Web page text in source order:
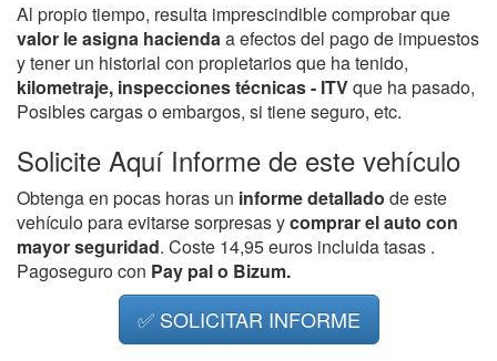
Al propio tiempo, resulta imprescindible comprobar que
valor le asigna haciendaa efectos del pago de impuestos
y tener un historial con propietarios que ha tenido,
kilometraje, inspecciones técnicas - ITVque ha pasado,
Posibles cargas o embargos, si tiene seguro, etc.
Solicite Aquí Informe de este vehículo
Obtenga en pocas horas un informe detallado de este
vehículo para evitarse sorpresas ycomprar el auto con
mayor seguridad. Coste 14,95 euros incluida tasas .
Pagoseguro con Pay pal o Bizum.
✅ SOLICITAR INFORME